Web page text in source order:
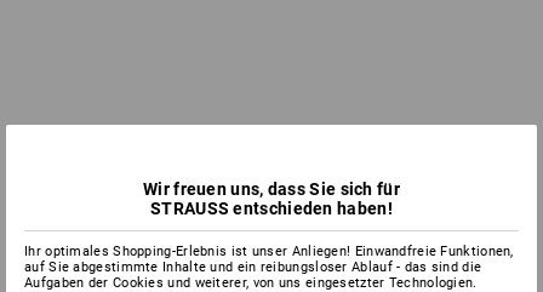
Wir freuen uns, dass Sie sich für
STRAUSS entschieden haben!
Ihr optimales Shopping-Erlebnis ist unser Anliegen! Einwandfreie Funktionen,
auf Sie abgestimmte Inhalte und ein reibungsloser Ablauf - das sind die
Aufgaben der Cookies und weiterer, von uns eingesetzter Technologien.